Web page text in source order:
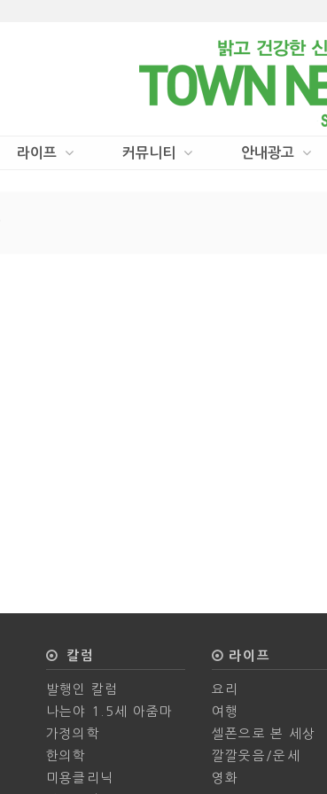
라이프 커뮤니티 안내광고
칼럼
발행인 칼럼
나는야 1.5세 아줌마
가정의학
한의학
미용클리닉
라이프
요리
여행
셀폰으로 본 세상
깔깔웃음/운세
영화